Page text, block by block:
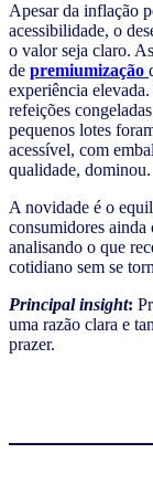
Apesar da inflação
acessibilidade, o
o valor seja claro.
de premiumização
experiência
refeições
pequenos lotes
acessível, com
qualidade, dominou.
A novidade é o
consumidores ainda
analisando o que
cotidiano sem se
Principal insight:
uma razão clara e
prazer.